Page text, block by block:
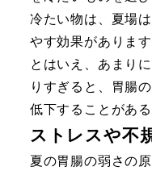
冷たい物は、夏場
やす効果があります
とはいえ、あまり
りすぎると、胃腸
低下することがあ
ストレスや不
夏の胃腸の弱さの